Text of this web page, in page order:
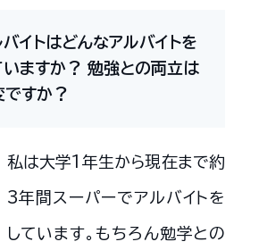
イトはどんなアルバイトを
いますか？ 勉強との両立は
ですか？
私は大学1年生から現在まで約
3年間スーパーでアルバイトを
しています。もちろん勉学との